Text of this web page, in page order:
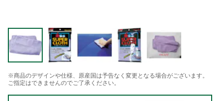
※商品のデザインや仕様、原産国は予告なく変更となる場合がございます。
ご指定はできませんのでご了承ください。